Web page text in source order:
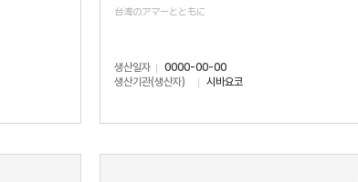
台湾のアマーとともに
생산일자
0000-00-00
생산기관(생산자)
시바요코